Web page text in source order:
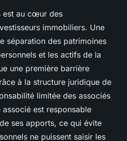
est au cœur des
immobiliers. Une
séparation des patrimoines
et les actifs de la
une première barrière
à la structure juridique de
limitée des associés
est responsable
ses apports, ce qui évite
ne puissent saisir les